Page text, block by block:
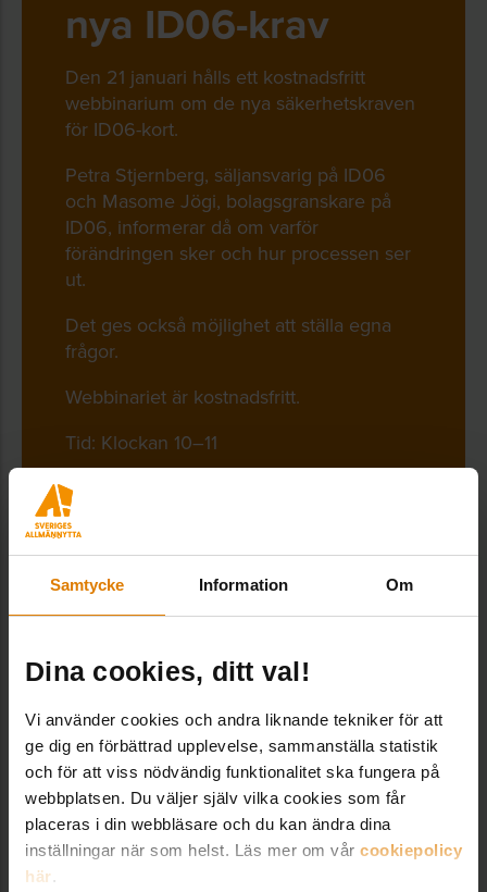
Samtycke Information Om
Dina cookies, ditt val!
Vi använder cookies och andra liknande tekniker för att
ge dig en förbättrad upplevelse, sammanställa statistik
och för att viss nödvändig funktionalitet ska fungera på
webbplatsen. Du väljer själv vilka cookies som får
placeras i din webbläsare och du kan ändra dina
inställningar när som helst. Läs mer om vår cookiepolicy
här.
nya ID06-krav
Den 21 januari hålls ett kostnadsfritt
webbinarium om de nya säkerhetskraven
för ID06-kort.
Petra Stjernberg, säljansvarig på ID06
och Masome Jögi, bolagsgranskare på
ID06, informerar då om varför
förändringen sker och hur processen ser
ut.
Det ges också möjlighet att ställa egna
frågor.
Webbinariet är kostnadsfritt.
Tid: Klockan 10–11
Här finns affischen
Plansch med information om de nya
reglerna finns för nedladdning.
Bostadsbolag som vill ha egen logga i
sidfoten kan mejla logotypen i eps-format
till ulrika.lindstedt@id06.se så får ni sedan
en tryckfärdig PDF, som ni printar själva